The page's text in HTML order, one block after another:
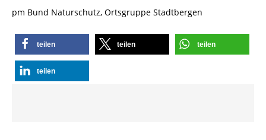
pm Bund Naturschutz, Ortsgruppe Stadtbergen
teilen teilen teilen
teilen